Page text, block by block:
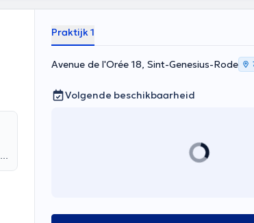
Praktijk 1
Avenue de l'Orée 18, Sint-Genesius-Rode
Volgende beschikbaarheid